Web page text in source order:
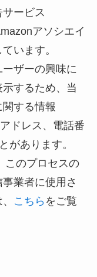
ービス
アソシエイ
います。
ザーの興味に
するため、当
する情報
ドレス、電話番
があります。
このプロセスの
業者に使用さ
こちら をご覧